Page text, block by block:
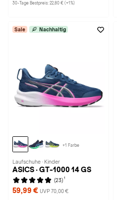
30-Tage Bestpreis: 22,80 € (+1%)
Sale Nachhaltig
+1 Farbe
Laufschuhe · Kinder
ASICS · GT-1000 14 GS
(23) 1
59,99 € UVP 70,00 €